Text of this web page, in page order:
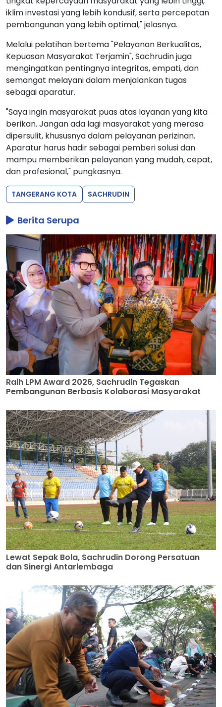
iklim investasi yang lebih kondusif, serta percepatan
pembangunan yang lebih optimal," jelasnya.
Melalui pelatihan bertema "Pelayanan Berkualitas,
Kepuasan Masyarakat Terjamin", Sachrudin juga
mengingatkan pentingnya integritas, empati, dan
semangat melayani dalam menjalankan tugas
sebagai aparatur.
"Saya ingin masyarakat puas atas layanan yang kita
berikan. Jangan ada lagi masyarakat yang merasa
dipersulit, khususnya dalam pelayanan perizinan.
Aparatur harus hadir sebagai pemberi solusi dan
mampu memberikan pelayanan yang mudah, cepat,
dan profesional," pungkasnya.
TANGERANG KOTA SACHRUDIN
Berita Serupa
Raih LPM Award 2026, Sachrudin Tegaskan
Pembangunan Berbasis Kolaborasi Masyarakat
Lewat Sepak Bola, Sachrudin Dorong Persatuan
dan Sinergi Antarlembaga